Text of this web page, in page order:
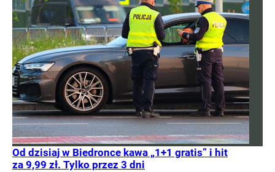
Od dzisiaj w Biedronce kawa „1+1 gratis” i hit
za 9,99 zł. Tylko przez 3 dni